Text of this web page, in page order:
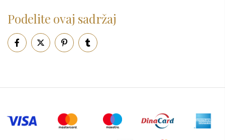
Nega lica (88)
Nega tela (93)
Neseseri (15)
Ogledalo (6)
Pepe Jeans Ranac
Podelite ovaj sadržaj